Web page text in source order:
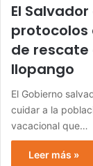
El
protocolos
de
Ilopango
El Gobierno
cuidar a la
vacacional que…
Leer más »